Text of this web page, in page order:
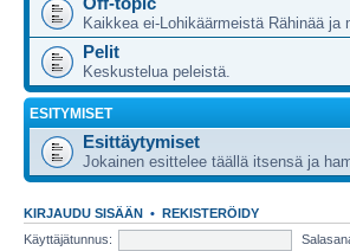
Kaikkea ei-Lohikäärmeistä Rähinää ja
Pelit
Keskustelua peleistä.
ESITYMISET
Esittäytymiset
Jokainen esittelee täällä itsensä ja
KIRJAUDU SISÄÄN • REKISTERÖIDY
Käyttäjätunnus: